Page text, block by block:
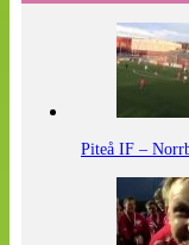
Piteå IF –